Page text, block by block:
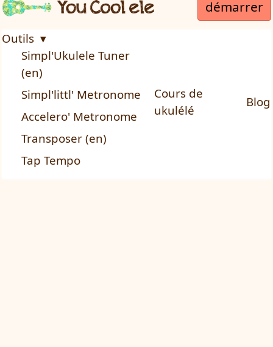
Outils ▾
Simpl'Ukulele Tuner
(en)
Simpl'littl' Metronome
Accelero' Metronome
Transposer (en)
Tap Tempo
Cours de
ukulélé
Blog
démarrer